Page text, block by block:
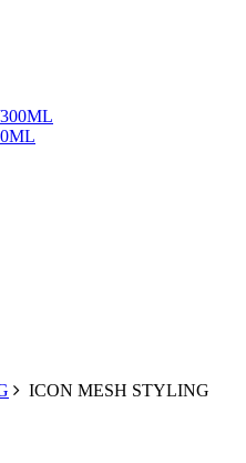
ICON MESH STYLING